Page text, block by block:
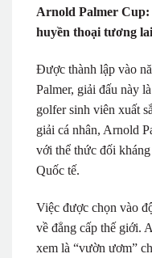
Arnold Palmer
huyền thoại tương lai
Được thành lập vào
Palmer, giải đấu này
golfer sinh viên xuất
giải cá nhân, Arnold
với thể thức đối
Quốc tế.
Việc được chọn vào
về đẳng cấp thế giới.
xem là “vườn ươm”